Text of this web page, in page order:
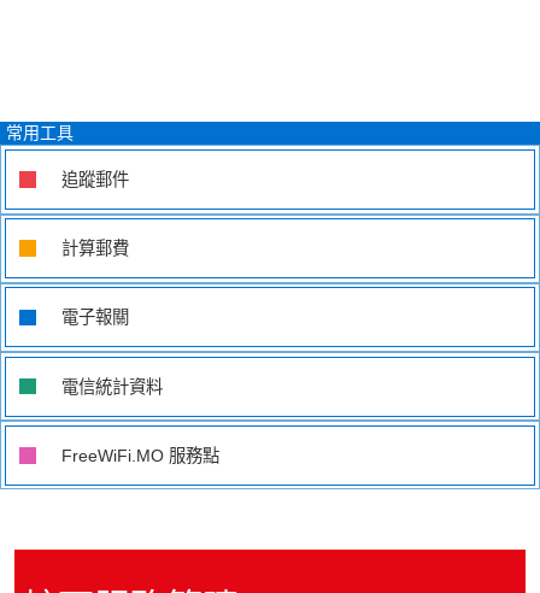
常用工具
追蹤郵件
計算郵費
電子報關
電信統計資料
FreeWiFi.MO 服務點